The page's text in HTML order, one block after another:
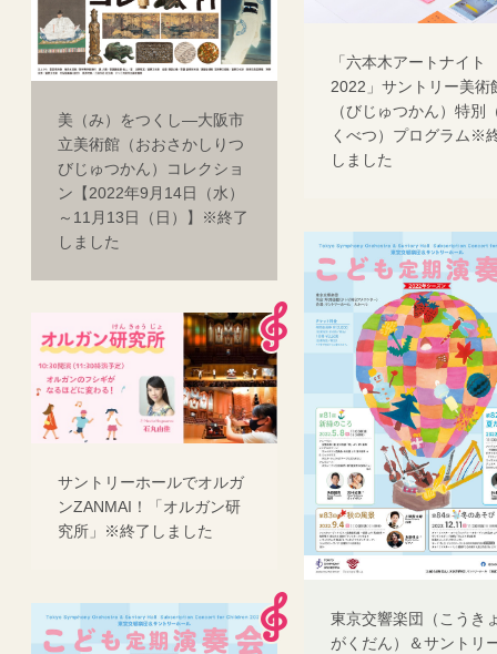
「六本木アートナイト
2022」サントリー美術
（びじゅつかん）特別
くべつ）プログラム※
しました
美（み）をつくし―大阪市
立美術館（おおさかしりつ
びじゅつかん）コレクショ
ン【2022年9月14日（水）
～11月13日（日）】※終了
しました
東京交響楽団（こうき
がくだん）＆サントリ
サントリーホールでオルガ
ンZANMAI！「オルガン研
究所」※終了しました